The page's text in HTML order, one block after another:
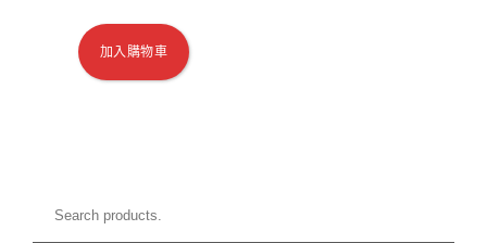
加入購物車